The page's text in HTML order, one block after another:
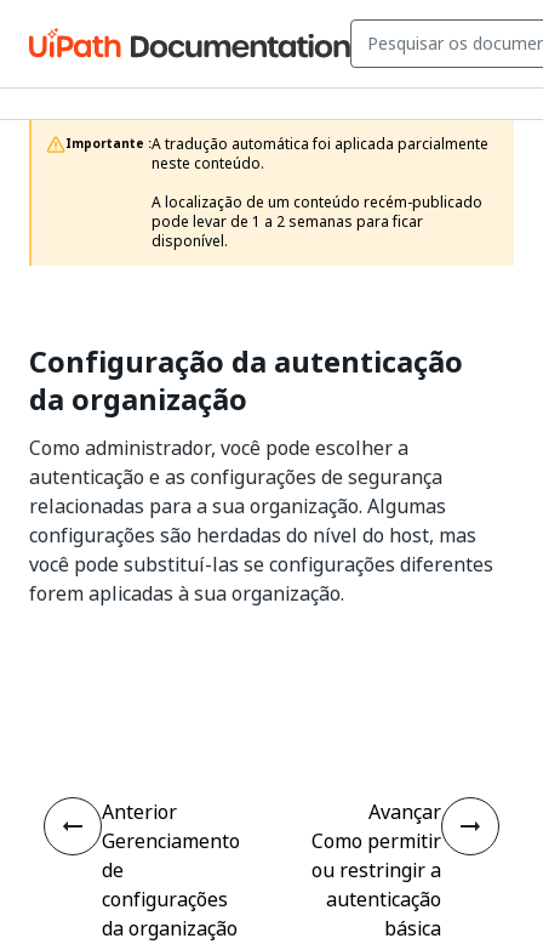
Importante :A tradução automática foi aplicada parcialmente
neste conteúdo.
A localização de um conteúdo recém-publicado
pode levar de 1 a 2 semanas para ficar
disponível.
Configuração da autenticação
da organização
Como administrador, você pode escolher a
autenticação e as configurações de segurança
relacionadas para a sua organização. Algumas
configurações são herdadas do nível do host, mas
você pode substituí-las se configurações diferentes
forem aplicadas à sua organização.
Anterior
Gerenciamento
de
configurações
da organização
Avançar
Como permitir
ou restringir a
autenticação
básica